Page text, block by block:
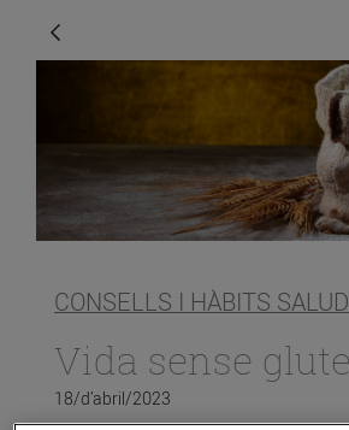
CONSELLS I HÀBITS
Vida sense
18/d’abril/2023